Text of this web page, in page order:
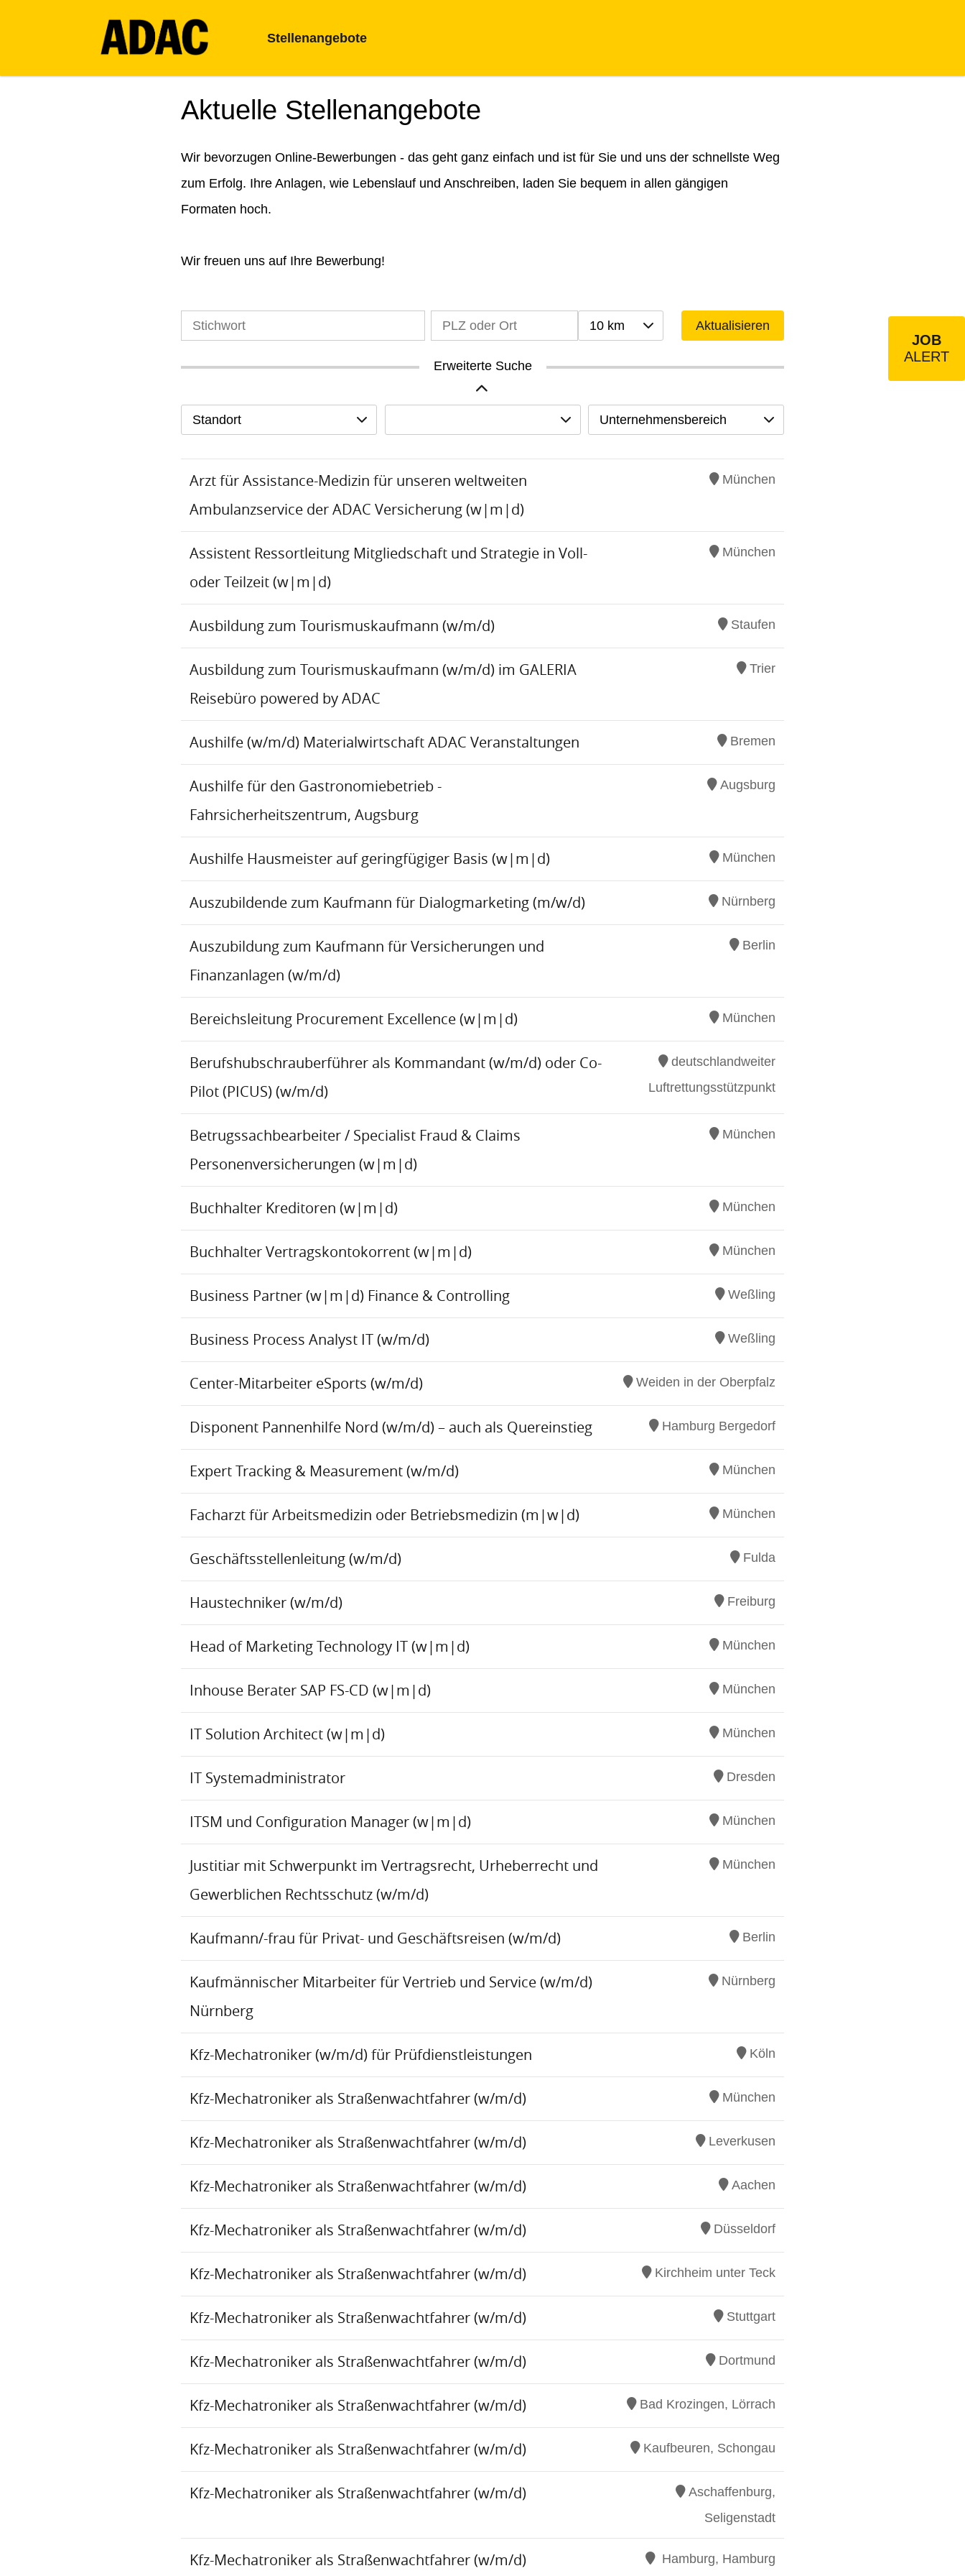
Stellenangebote
Aktuelle Stellenangebote
Wir bevorzugen Online-Bewerbungen - das geht ganz einfach und ist für Sie und uns der schnellste Weg
zum Erfolg. Ihre Anlagen, wie Lebenslauf und Anschreiben, laden Sie bequem in allen gängigen
Formaten hoch.
Wir freuen uns auf Ihre Bewerbung!
10 km Aktualisieren
Erweiterte Suche
Standort Unternehmensbereich
Arzt für Assistance-Medizin für unseren weltweiten
Ambulanzservice der ADAC Versicherung (w|m|d)
München
Assistent Ressortleitung Mitgliedschaft und Strategie in Voll-
oder Teilzeit (w|m|d)
München
Ausbildung zum Tourismuskaufmann (w/m/d) Staufen
Ausbildung zum Tourismuskaufmann (w/m/d) im GALERIA
Reisebüro powered by ADAC
Trier
Aushilfe (w/m/d) Materialwirtschaft ADAC Veranstaltungen Bremen
Aushilfe für den Gastronomiebetrieb -
Fahrsicherheitszentrum, Augsburg
Augsburg
Aushilfe Hausmeister auf geringfügiger Basis (w|m|d) München
Auszubildende zum Kaufmann für Dialogmarketing (m/w/d) Nürnberg
Auszubildung zum Kaufmann für Versicherungen und
Finanzanlagen (w/m/d)
Berlin
Bereichsleitung Procurement Excellence (w|m|d) München
Berufshubschrauberführer als Kommandant (w/m/d) oder Co-
Pilot (PICUS) (w/m/d)
deutschlandweiter
Luftrettungsstützpunkt
Betrugssachbearbeiter / Specialist Fraud & Claims
Personenversicherungen (w|m|d)
München
Buchhalter Kreditoren (w|m|d) München
Buchhalter Vertragskontokorrent (w|m|d) München
Business Partner (w|m|d) Finance & Controlling Weßling
Business Process Analyst IT (w/m/d) Weßling
Center-Mitarbeiter eSports (w/m/d) Weiden in der Oberpfalz
Disponent Pannenhilfe Nord (w/m/d) – auch als Quereinstieg Hamburg Bergedorf
Expert Tracking & Measurement (w/m/d) München
Facharzt für Arbeitsmedizin oder Betriebsmedizin (m|w|d) München
Geschäftsstellenleitung (w/m/d) Fulda
Haustechniker (w/m/d) Freiburg
Head of Marketing Technology IT (w|m|d) München
Inhouse Berater SAP FS-CD (w|m|d) München
IT Solution Architect (w|m|d) München
IT Systemadministrator Dresden
ITSM und Configuration Manager (w|m|d) München
Justitiar mit Schwerpunkt im Vertragsrecht, Urheberrecht und
Gewerblichen Rechtsschutz (w/m/d)
München
Kaufmann/-frau für Privat- und Geschäftsreisen (w/m/d) Berlin
Kaufmännischer Mitarbeiter für Vertrieb und Service (w/m/d)
Nürnberg
Nürnberg
Kfz-Mechatroniker (w/m/d) für Prüfdienstleistungen Köln
Kfz-Mechatroniker als Straßenwachtfahrer (w/m/d) München
Kfz-Mechatroniker als Straßenwachtfahrer (w/m/d) Leverkusen
Kfz-Mechatroniker als Straßenwachtfahrer (w/m/d) Aachen
Kfz-Mechatroniker als Straßenwachtfahrer (w/m/d) Düsseldorf
Kfz-Mechatroniker als Straßenwachtfahrer (w/m/d) Kirchheim unter Teck
Kfz-Mechatroniker als Straßenwachtfahrer (w/m/d) Stuttgart
Kfz-Mechatroniker als Straßenwachtfahrer (w/m/d) Dortmund
Kfz-Mechatroniker als Straßenwachtfahrer (w/m/d) Bad Krozingen, Lörrach
Kfz-Mechatroniker als Straßenwachtfahrer (w/m/d) Kaufbeuren, Schongau
Kfz-Mechatroniker als Straßenwachtfahrer (w/m/d)
Aschaffenburg,
Seligenstadt
Kfz-Mechatroniker als Straßenwachtfahrer (w/m/d) Hamburg, Hamburg
JOB
ALERT